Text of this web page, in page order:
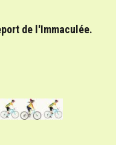
de l'Immaculée.